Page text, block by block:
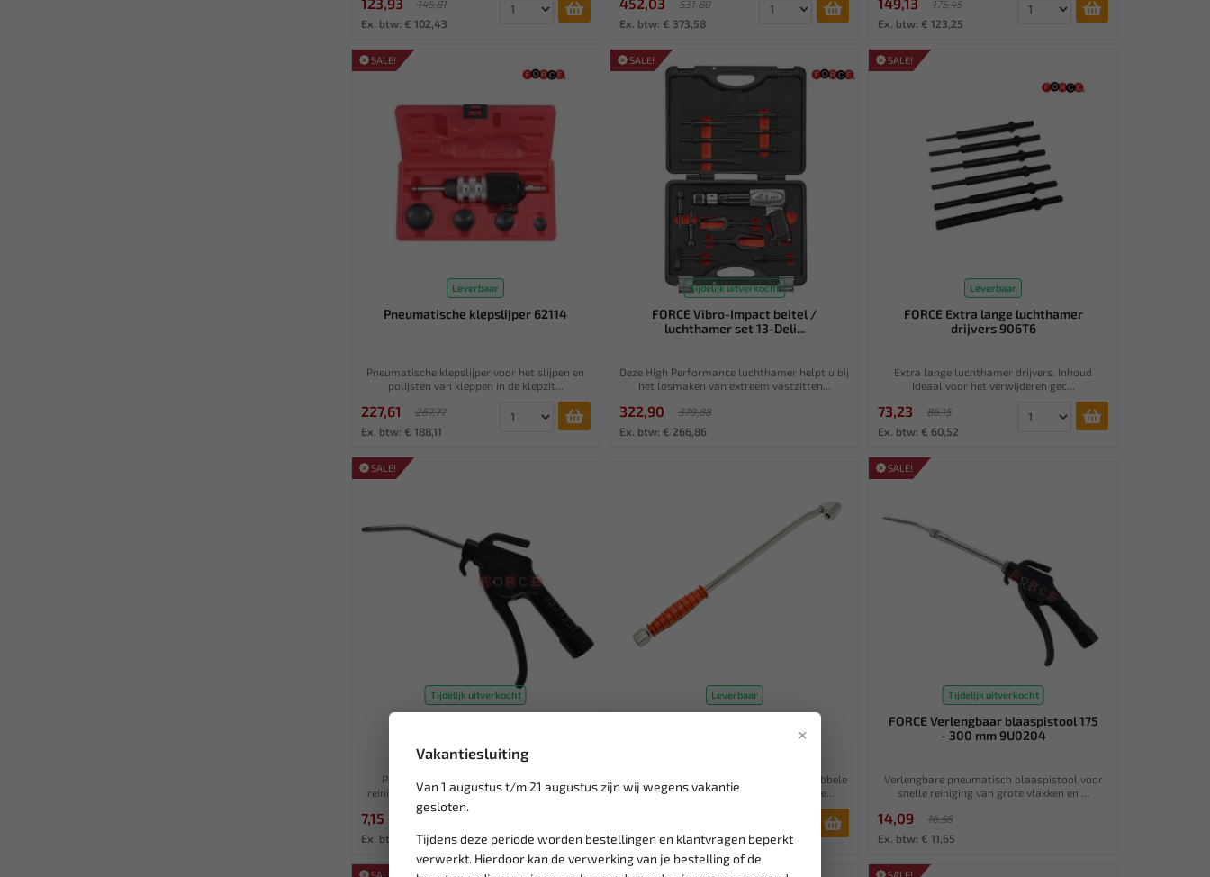
×
Vakantiesluiting
Van 1 augustus t/m 21 augustus zijn wij wegens vakantie
gesloten.
Tijdens deze periode worden bestellingen en klantvragen beperkt
verwerkt. Hierdoor kan de verwerking van je bestelling of de
123,93
145,81
Ex. btw: € 102,43
452,03
531,80
Ex. btw: € 373,58
149,13
175,45
Ex. btw: € 123,25
SALE!
Leverbaar
Pneumatische klepslijper 62114
Pneumatische klepslijper voor het slijpen en
polijsten van kleppen in de klepzit...
227,61
267,77
Ex. btw: € 188,11
SALE!
Tijdelijk uitverkocht
FORCE Vibro-Impact beitel /
luchthamer set 13-Deli...
Deze High Performance luchthamer helpt u bij
het losmaken van extreem vastzitten...
322,90
379,88
Ex. btw: € 266,86
SALE!
Leverbaar
FORCE Extra lange luchthamer
drijvers 906T6
Extra lange luchthamer drijvers. Inhoud
Ideaal voor het verwijderen gec...
73,23
86,15
Ex. btw: € 60,52
SALE!
Tijdelijk uitverkocht
Pneumatisch blaaspistool voor snelle
reiniging van grote vlakken en op moeilijk ...
7,15
Ex. btw: € 5,91
Leverbaar
Banden vulpompstok handgreep met dubbele
aansluiting voor truck en trailer bande...
Ex. btw: € 9,45
SALE!
Tijdelijk uitverkocht
FORCE Verlengbaar blaaspistool 175
- 300 mm 9U0204
Verlengbare pneumatisch blaaspistool voor
snelle reiniging van grote vlakken en ...
14,09
16,58
Ex. btw: € 11,65